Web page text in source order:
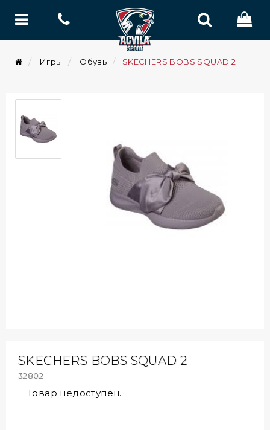
Игры Обувь SKECHERS BOBS SQUAD 2
SKECHERS BOBS SQUAD 2
32802
Товар недоступен.